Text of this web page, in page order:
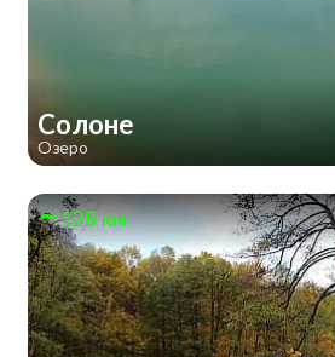
Солоне
Озеро
128 км